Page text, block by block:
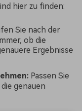
hier zu finden:
Sie nach der
ob die
Ergebnisse
Passen Sie
genauen